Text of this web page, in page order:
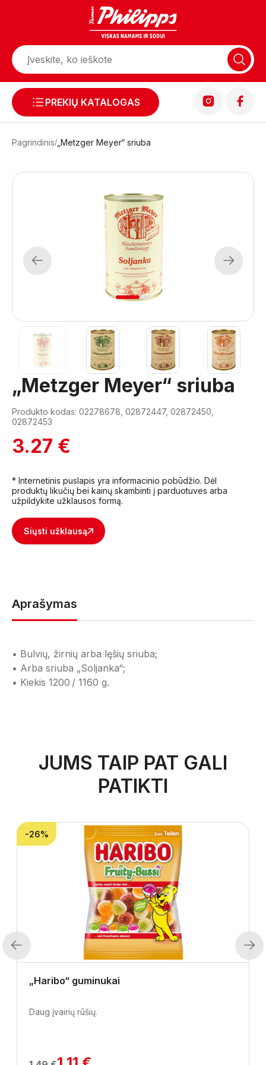
PREKIŲ KATALOGAS
Pagrindinis „Metzger Meyer“ sriuba
Previous Next
1 234
„Metzger Meyer“ sriuba
Produkto kodas: 02278678, 02872447, 02872450,
02872453
3.27 €
* Internetinis puslapis yra informacinio pobūdžio. Dėl
produktų likučių bei kainų skambinti į parduotuves arba
užpildykite užklausos formą.
Siųsti užklausą
Aprašymas
• Bulvių, žirnių arba lęšių sriuba;
• Arba sriuba „Soljanka“;
• Kiekis 1200 / 1160 g.
JUMS TAIP PAT GALI
PATIKTI
Previous
-26%
„Haribo“ guminukai
Daug įvairių rūšių.
Next